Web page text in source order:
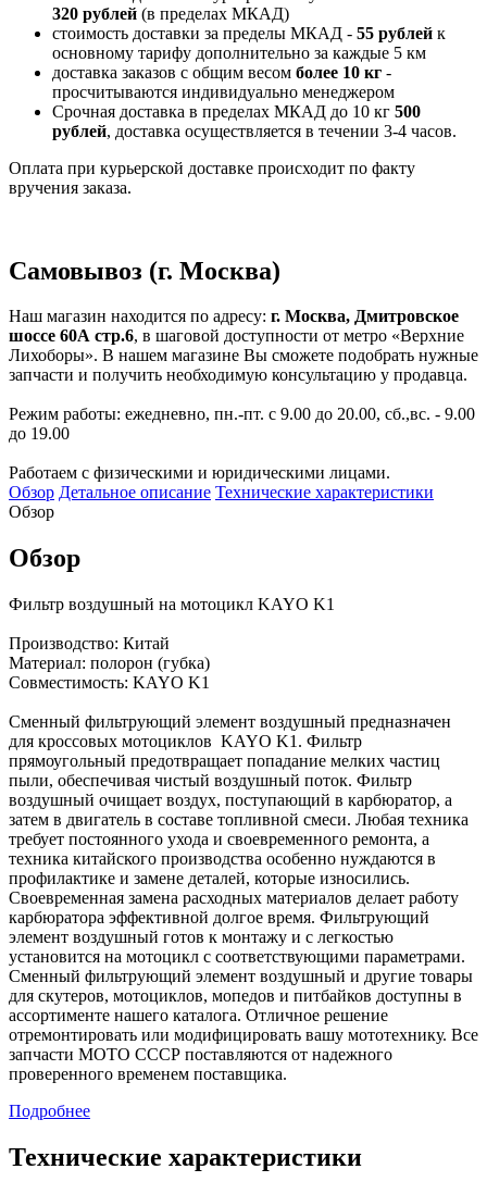
320 рублей (в пределах МКАД)
стоимость доставки за пределы МКАД - 55 рублей к
основному тарифу дополнительно за каждые 5 км
доставка заказов с общим весом более 10 кг -
просчитываются индивидуально менеджером
Срочная доставка в пределах МКАД до 10 кг 500
рублей, доставка осуществляется в течении 3-4 часов.
Оплата при курьерской доставке происходит по факту
вручения заказа.
Самовывоз (г. Москва)
Наш магазин находится по адресу: г. Москва, Дмитровское
шоссе 60А стр.6, в шаговой доступности от метро «Верхние
Лихоборы». В нашем магазине Вы сможете подобрать нужные
запчасти и получить необходимую консультацию у продавца.
Режим работы: ежедневно, пн.-пт. с 9.00 до 20.00, сб.,вс. - 9.00
до 19.00
Работаем с физическими и юридическими лицами.
Обзор Детальное описание Технические характеристики
Обзор
Обзор
Фильтр воздушный на мотоцикл KAYO K1
Производство: Китай
Материал: полорон (губка)
Совместимость: KAYO K1
Сменный фильтрующий элемент воздушный предназначен
для кроссовых мотоциклов KAYO K1. Фильтр
прямоугольный предотвращает попадание мелких частиц
пыли, обеспечивая чистый воздушный поток. Фильтр
воздушный очищает воздух, поступающий в карбюратор, а
затем в двигатель в составе топливной смеси. Любая техника
требует постоянного ухода и своевременного ремонта, а
техника китайского производства особенно нуждаются в
профилактике и замене деталей, которые износились.
Своевременная замена расходных материалов делает работу
карбюратора эффективной долгое время. Фильтрующий
элемент воздушный готов к монтажу и с легкостью
установится на мотоцикл с соответствующими параметрами.
Сменный фильтрующий элемент воздушный и другие товары
для скутеров, мотоциклов, мопедов и питбайков доступны в
ассортименте нашего каталога. Отличное решение
отремонтировать или модифицировать вашу мототехнику. Все
запчасти МОТО СССР поставляются от надежного
проверенного временем поставщика.
Подробнее
Технические характеристики